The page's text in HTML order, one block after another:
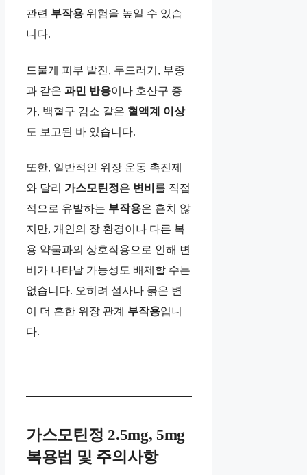
관련 부작용 위험을 높일 수 있습
니다.
드물게 피부 발진, 두드러기, 부종
과 같은 과민 반응이나 호산구 증
가, 백혈구 감소 같은 혈액계 이상
도 보고된 바 있습니다.
또한, 일반적인 위장 운동 촉진제
와 달리 가스모틴정은 변비 를 직접
적으로 유발하는 부작용은 흔치 않
지만, 개인의 장 환경이나 다른 복
용 약물과의 상호작용으로 인해 변
비가 나타날 가능성도 배제할 수는
없습니다. 오히려 설사나 묽은 변
이 더 흔한 위장 관계 부작용입니
다.
가스모틴정 2.5mg, 5mg
복용법 및 주의사항